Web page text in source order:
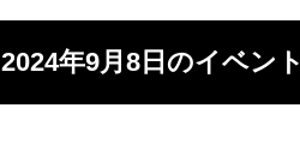
2024年9月8日のイベント